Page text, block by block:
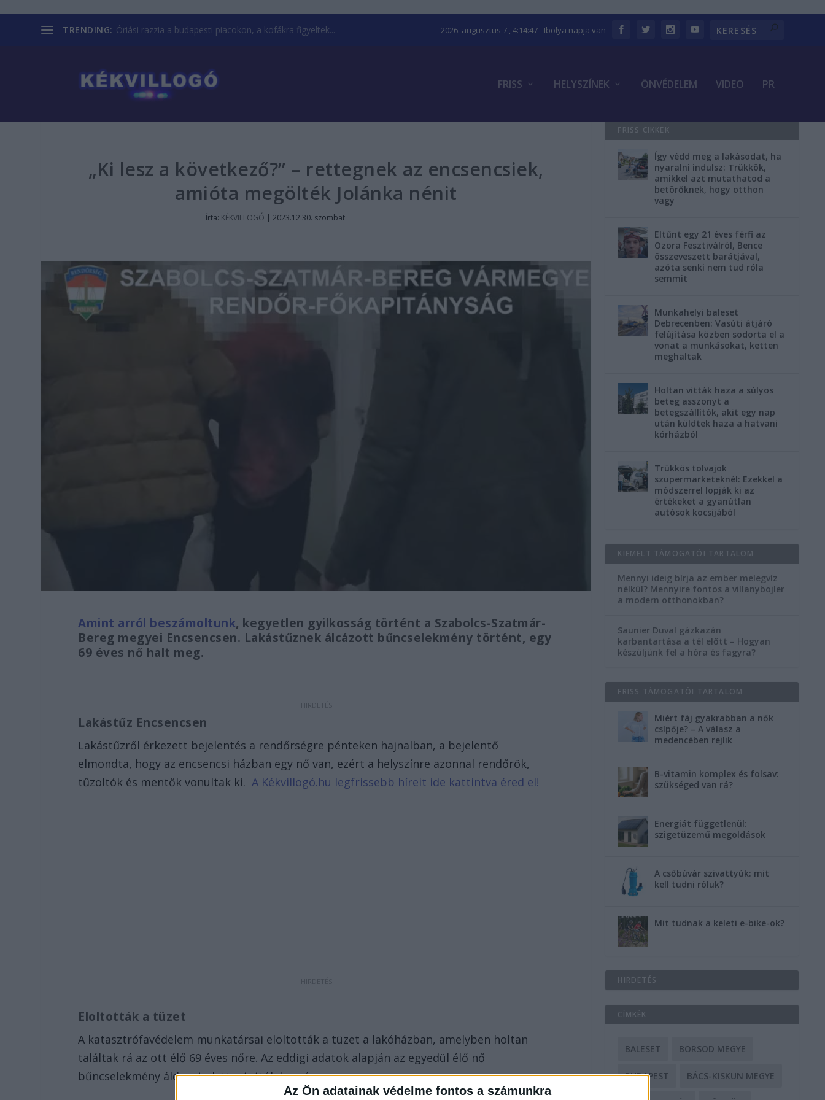
Az Ön adatainak védelme fontos a számunkra
TRENDING: Óriási razzia a budapesti piacokon, a kofákra figyeltek... 2026. augusztus 7., 4:14:48- Ibolya napja van
FRISS HELYSZÍNEK ÖNVÉDELEM VIDEO PR
„Ki lesz a következő?” – rettegnek az encsencsiek,
amióta megölték Jolánka nénit
Írta: KÉKVILLOGÓ | 2023.12.30. szombat
Amint arról beszámoltunk, kegyetlen gyilkosság történt a Szabolcs-Szatmár-
Bereg megyei Encsencsen. Lakástűznek álcázott bűncselekmény történt, egy
69 éves nő halt meg.
Lakástűz Encsencsen
Lakástűzről érkezett bejelentés a rendőrségre pénteken hajnalban, a bejelentő
elmondta, hogy az encsencsi házban egy nő van, ezért a helyszínre azonnal rendőrök,
tűzoltók és mentők vonultak ki.A Kékvillogó.hu legfrissebb híreit ide kattintva éred el!
Eloltották a tüzet
A katasztrófavédelem munkatársai eloltották a tüzet a lakóházban, amelyben holtan
találtak rá az ott élő 69 éves nőre. Az eddigi adatok alapján az egyedül élő nő
bűncselekmény áldozata lett – tették hozzá.
FRISS CIKKEK
Így védd meg a lakásodat, ha
nyaralni indulsz: Trükkök,
amikkel azt mutathatod a
betörőknek, hogy otthon
vagy
Eltűnt egy 21 éves férfi az
Ozora Fesztiválról, Bence
összeveszett barátjával,
azóta senki nem tud róla
semmit
Munkahelyi baleset
Debrecenben: Vasúti átjáró
felújítása közben sodorta el a
vonat a munkásokat, ketten
meghaltak
Holtan vitták haza a súlyos
beteg asszonyt a
betegszállítók, akit egy nap
után küldtek haza a hatvani
kórházból
Trükkös tolvajok
szupermarketeknél: Ezekkel a
módszerrel lopják ki az
értékeket a gyanútlan
autósok kocsijából
KIEMELT TÁMOGATÓI TARTALOM
Mennyi ideig bírja az ember melegvíz
nélkül? Mennyire fontos a villanybojler
a modern otthonokban?
Saunier Duval gázkazán
karbantartása a tél előtt – Hogyan
készüljünk fel a hóra és fagyra?
FRISS TÁMOGATÓI TARTALOM
Miért fáj gyakrabban a nők
csípője? – A válasz a
medencében rejlik
B-vitamin komplex és folsav:
szükséged van rá?
Energiát függetlenül:
szigetüzemű megoldások
A csőbúvár szivattyúk: mit
kell tudni róluk?
Mit tudnak a keleti e-bike-ok?
HIRDETÉS
CÍMKÉK
BALESET BORSOD MEGYE
BUDAPEST BÁCS-KISKUN MEGYE